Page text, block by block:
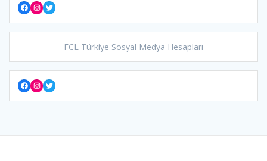
Facebook
Instagram
Twitter
FCL Türkiye Sosyal Medya Hesapları
Facebook
Instagram
Twitter